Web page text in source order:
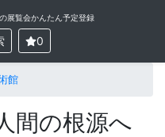
展覧会かんたん予定登録
0
館
間の根源へ